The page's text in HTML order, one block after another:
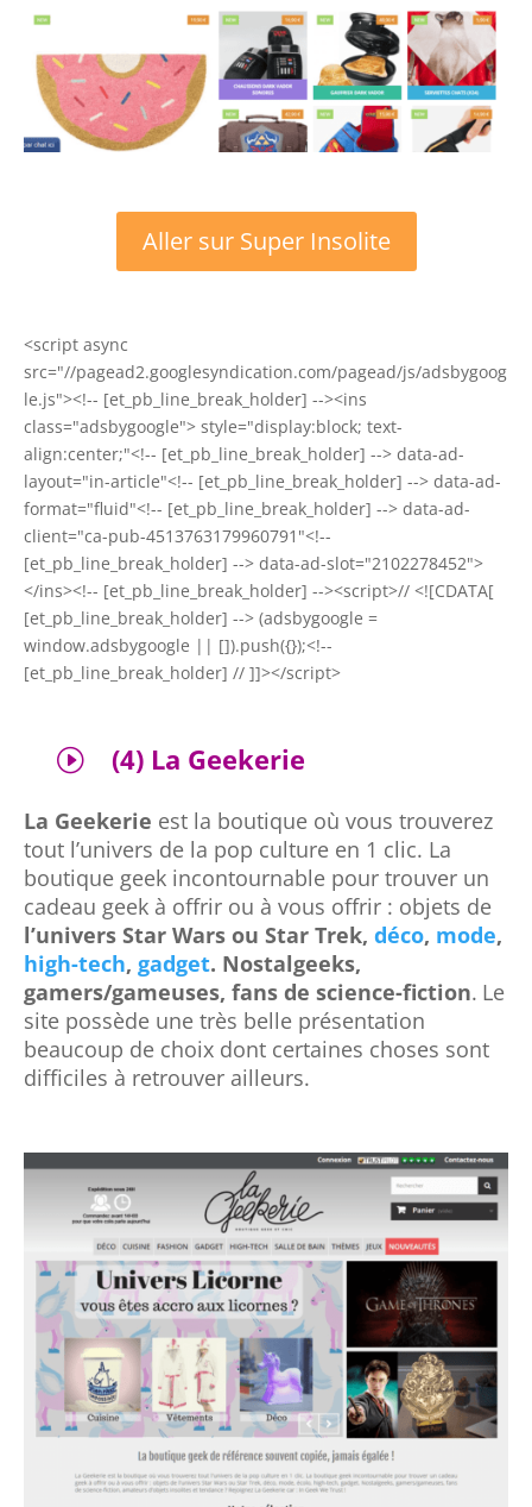
Aller sur Super Insolite
<script async
src="//pagead2.googlesyndication.com/pagead/js/adsbygoog
le.js"><!-- [et_pb_line_break_holder] --><ins
class="adsbygoogle"> style="display:block; text-
align:center;"<!-- [et_pb_line_break_holder] --> data-ad-
layout="in-article"<!-- [et_pb_line_break_holder] --> data-ad-
format="fluid"<!-- [et_pb_line_break_holder] --> data-ad-
client="ca-pub-4513763179960791"<!--
[et_pb_line_break_holder] --> data-ad-slot="2102278452">
</ins><!-- [et_pb_line_break_holder] --><script>// <![CDATA[
[et_pb_line_break_holder] --> (adsbygoogle =
window.adsbygoogle || []).push({});<!--
[et_pb_line_break_holder] // ]]></script>
I (4) La Geekerie
La Geekerie est la boutique où vous trouverez
tout l’univers de la pop culture en 1 clic. La
boutique geek incontournable pour trouver un
cadeau geek à offrir ou à vous offrir : objets de
l’univers Star Wars ou Star Trek, déco, mode,
high-tech, gadget. Nostalgeeks,
gamers/gameuses, fans de science-fiction. Le
site possède une très belle présentation
beaucoup de choix dont certaines choses sont
difficiles à retrouver ailleurs.